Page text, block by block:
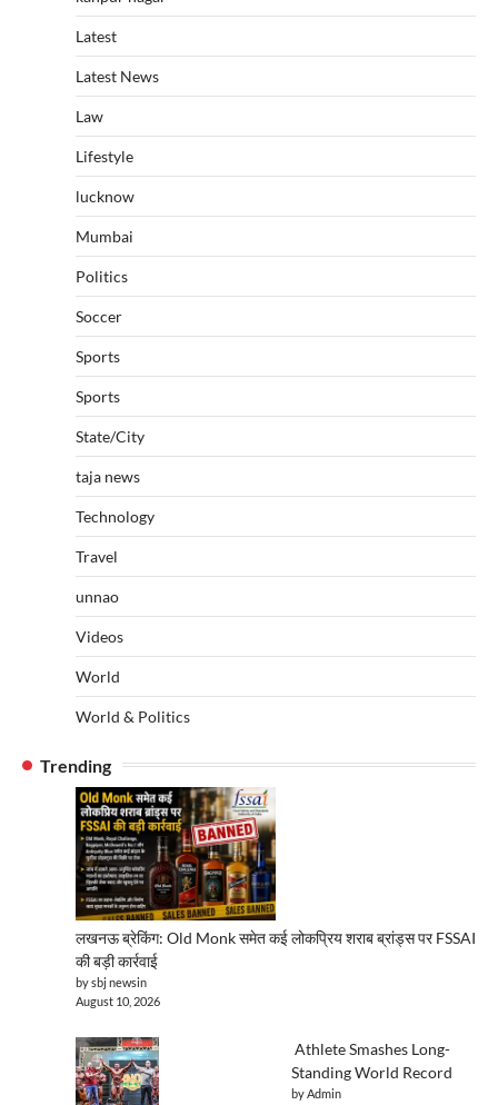
Latest
Latest News
Law
Lifestyle
lucknow
Mumbai
Politics
Soccer
Sports
Sports
State/City
taja news
Technology
Travel
unnao
Videos
World
World & Politics
Trending
लखनऊ ब्रेकिंग: Old Monk समेत कई लोकप्रिय शराब ब्रांड्स पर FSSAI
की बड़ी कार्रवाई
by sbj newsin
August 10, 2026
Athlete Smashes Long-
Standing World Record
by Admin